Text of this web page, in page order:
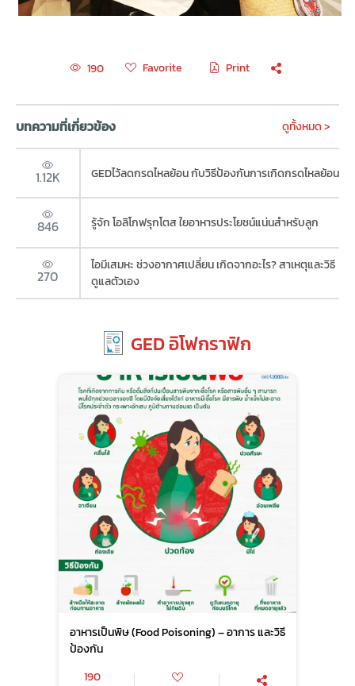
190 Favorite Print
บทความที่เกี่ยวข้อง ดูทั้งหมด >
1.12K GEDไว้ลดกรดไหลย้อน กับวิธีป้องกันการเกิดกรดไหลย้อน
846 รู้จัก โอลิโกฟรุกโตส ใยอาหารประโยชน์แน่นสำหรับลูก
270
ไอมีเสมหะ ช่วงอากาศเปลี่ยน เกิดจากอะไร? สาเหตุและวิธี
ดูแลตัวเอง
GED อิโฟกราฟิก
อาหารเป็นพิษ (Food Poisoning) – อาการ และวิธี
ป้องกัน
190